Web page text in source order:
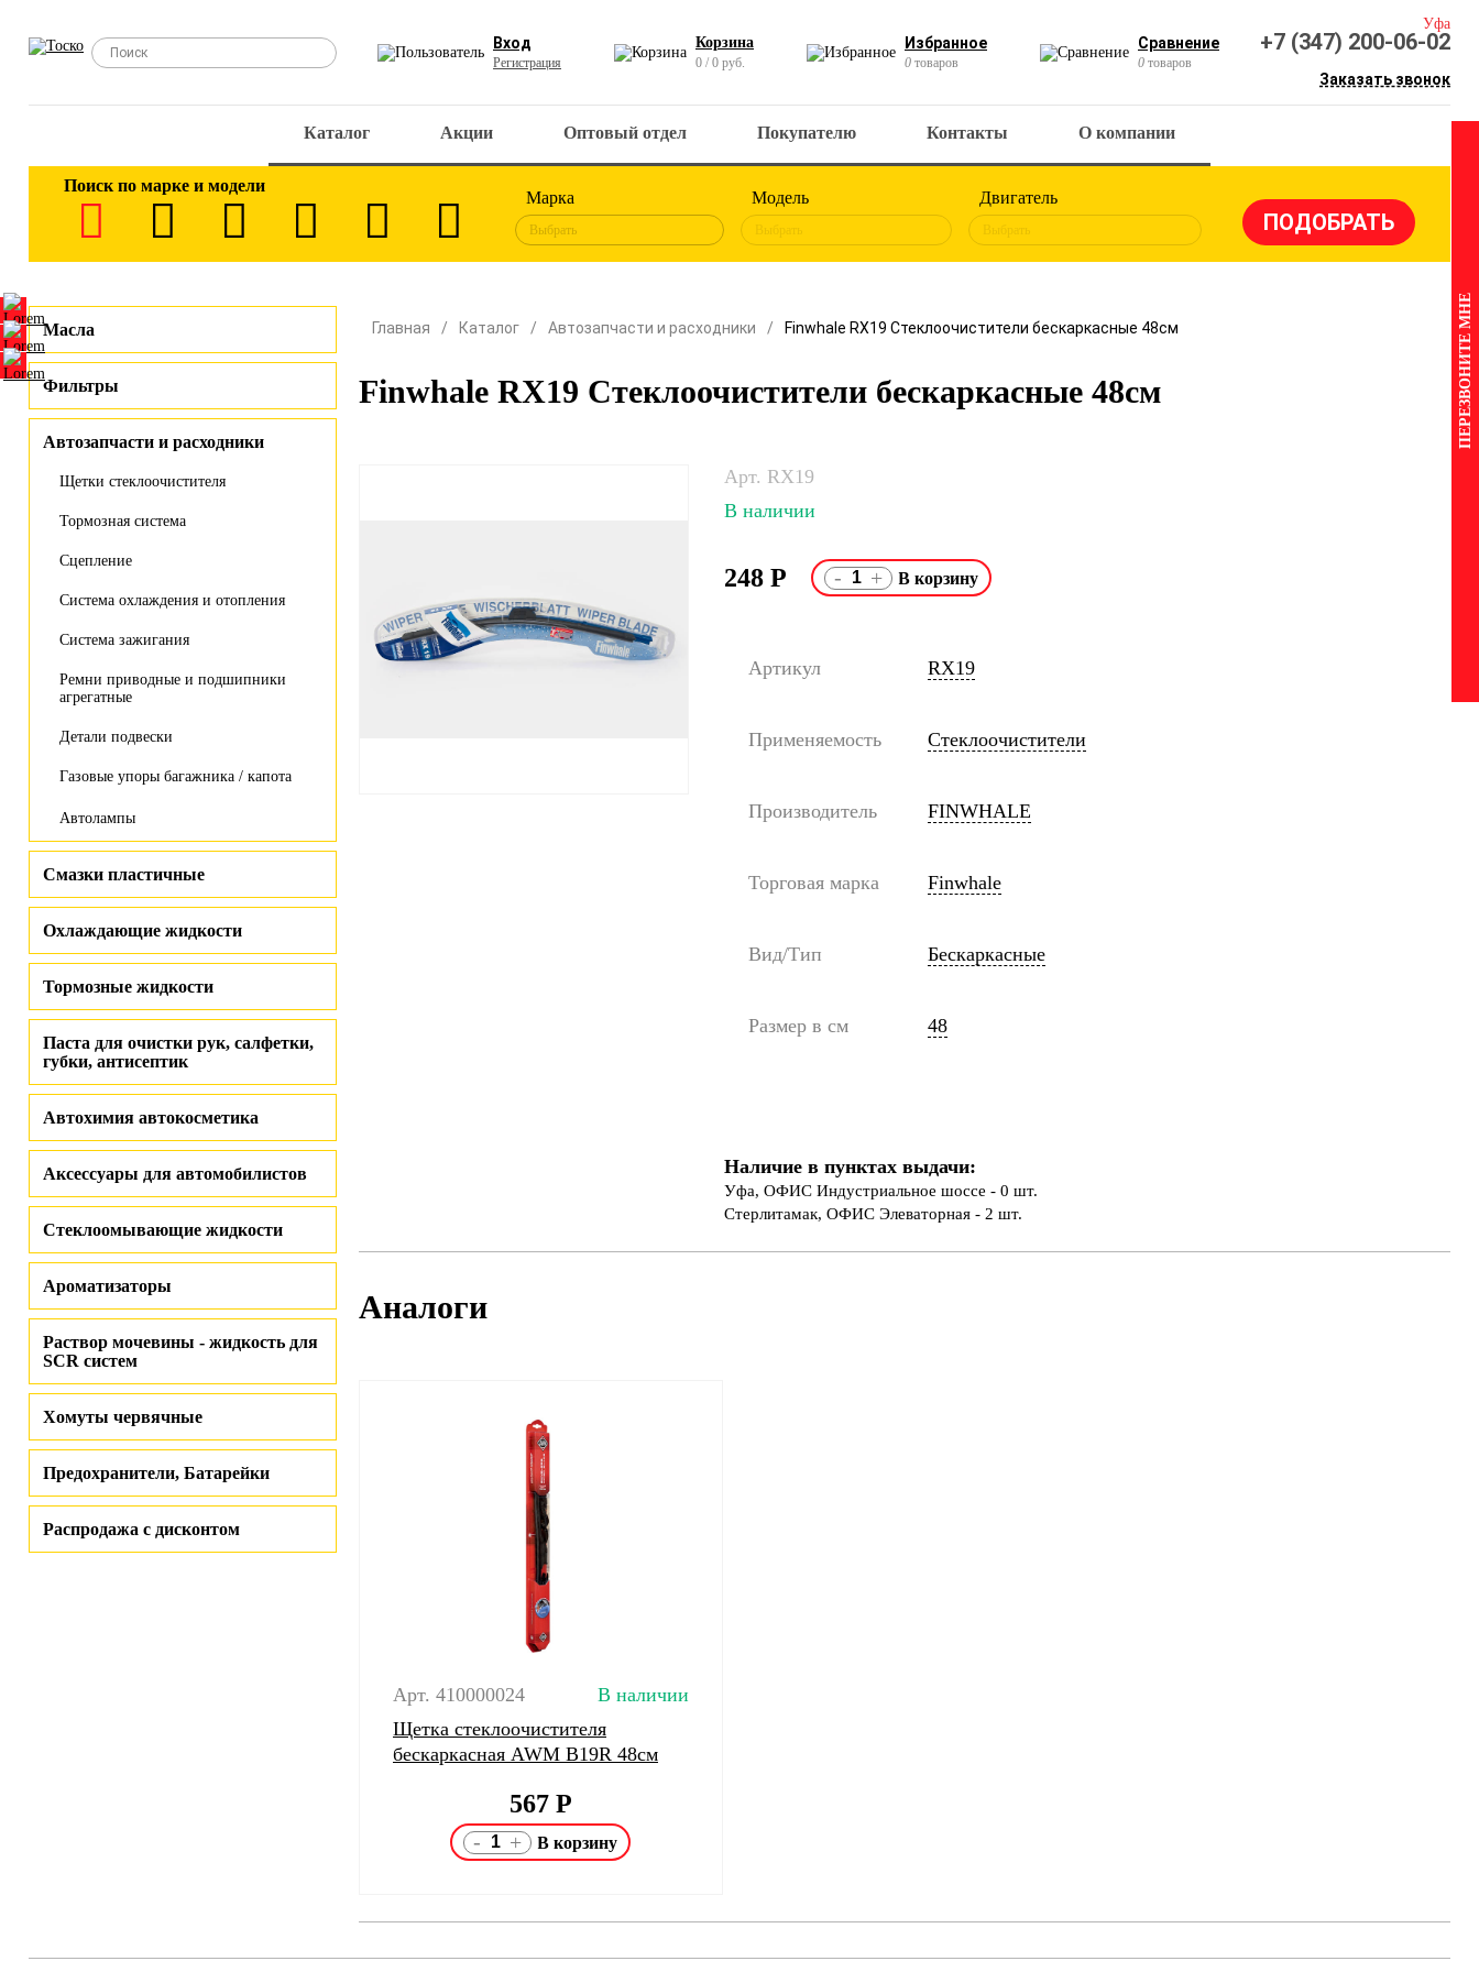
Вход
Регистрация
Корзина
0 / 0 руб.
Избранное
0 товаров
Сравнение
0 товаров
Уфа
+7 (347) 200-06-02
Заказать звонок
Каталог Акции Оптовый отдел Покупателю Контакты О компании
Поиск по марке и модели
Марка
Выбрать
Модель
Выбрать
Двигатель
Выбрать
Масла
Фильтры
Автозапчасти и расходники
Щетки стеклоочистителя
Тормозная система
Сцепление
Система охлаждения и отопления
Система зажигания
Ремни приводные и подшипники
агрегатные
Детали подвески
Газовые упоры багажника / капота
Автолампы
Смазки пластичные
Охлаждающие жидкости
Тормозные жидкости
Паста для очистки рук, салфетки,
губки, антисептик
Автохимия автокосметика
Аксессуары для автомобилистов
Стеклоомывающие жидкости
Ароматизаторы
Раствор мочевины - жидкость для
SCR систем
Хомуты червячные
Предохранители, Батарейки
Распродажа с дисконтом
Главная Каталог Автозапчасти и расходники Finwhale RX19 Стеклоочистители бескаркасные 48см
Finwhale RX19 Стеклоочистители бескаркасные 48см
Арт. RX19
В наличии
248 Р - +
Артикул RX19
Применяемость Стеклоочистители
Производитель FINWHALE
Торговая марка Finwhale
Вид/Тип Бескаркасные
Размер в см 48
Наличие в пунктах выдачи:
Уфа, ОФИС Индустриальное шоссе - 0 шт.
Стерлитамак, ОФИС Элеваторная - 2 шт.
Аналоги
Арт. 410000024
В наличии
Щетка стеклоочистителя
бескаркасная AWM B19R 48см
567 Р
- +
ПЕРЕЗВОНИТЕ МНЕ